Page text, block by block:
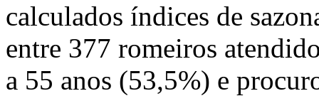
calculados índices de
entre 377 romeiros
a 55 anos (53,5%) e